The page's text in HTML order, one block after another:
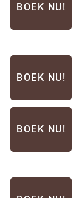
BOEK NU!
BOEK NU!
BOEK NU!